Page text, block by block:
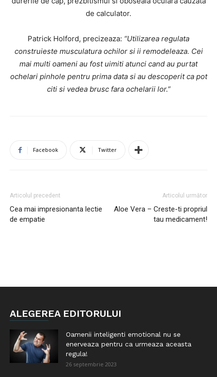
de calculator.
Patrick Holford, precizeaza: “Utilizarea regulata
construieste musculatura ochilor si ii remodeleaza. Cei
mai multi oameni au fost uimiti atunci cand au purtat
ochelari pinhole pentru prima data si au descoperit ca pot
citi si vedea brusc fara ochelarii lor.”
Facebook Twitter
Articolul precedent
Cea mai impresionanta lectie
de empatie
Articolul următor
Aloe Vera – Creste-ti propriul
tau medicament!
ALEGEREA EDITORULUI
Oamenii inteligenti emotional nu se
enerveaza pentru ca urmeaza aceasta
regula!
26 septembrie 2023